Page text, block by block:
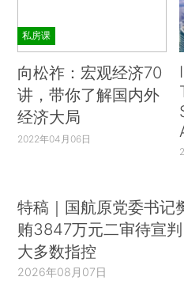
私房课
向松祚：宏观经济70
讲，带你了解国内外
经济大局
2022年04月06日
特稿｜国航原党委书记
贿3847万元二审待宣
大多数指控
2026年08月07日